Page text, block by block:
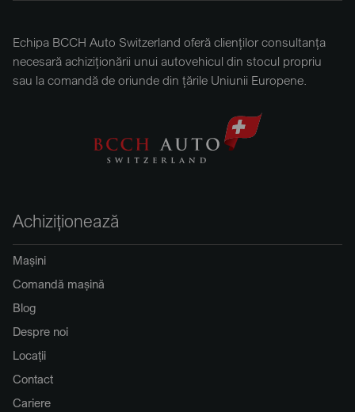
Echipa BCCH Auto Switzerland oferă clienților consultanța
necesară achiziționării unui autovehicul din stocul propriu
sau la comandă de oriunde din țările Uniunii Europene.
Achiziționează
Mașini
Comandă mașină
Blog
Despre noi
Locații
Contact
Cariere